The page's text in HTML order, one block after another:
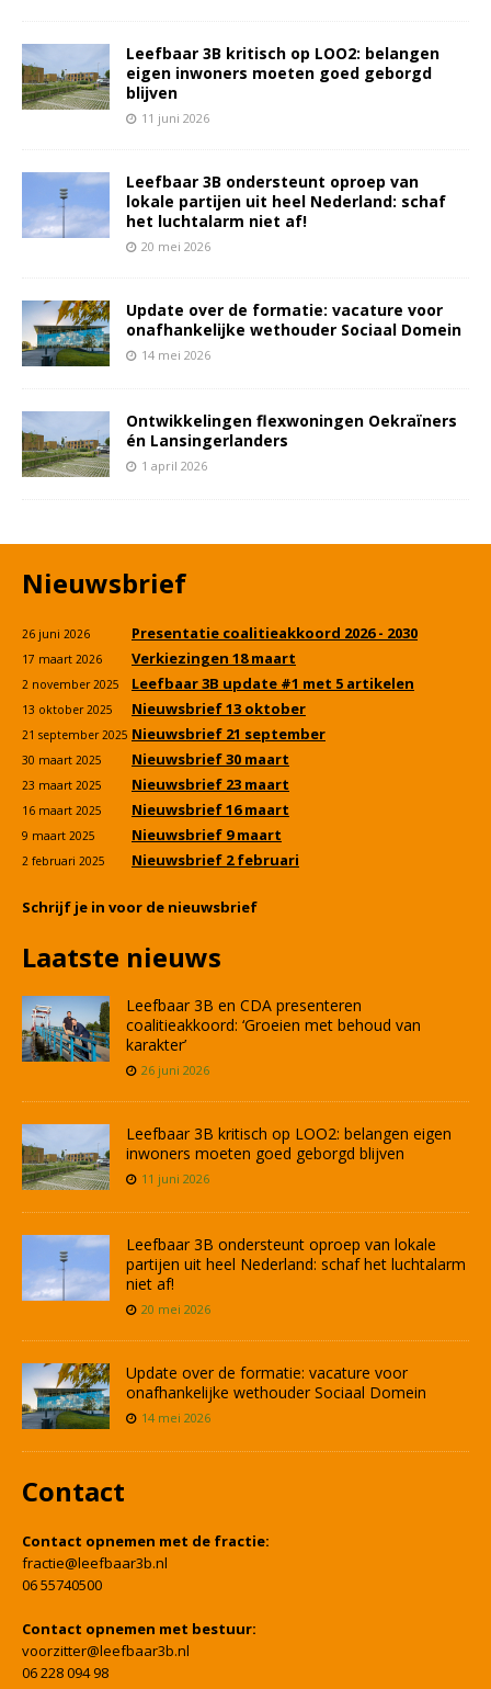
Leefbaar 3B kritisch op LOO2: belangen
eigen inwoners moeten goed geborgd
blijven
11 juni 2026
Leefbaar 3B ondersteunt oproep van
lokale partijen uit heel Nederland: schaf
het luchtalarm niet af!
20 mei 2026
Update over de formatie: vacature voor
onafhankelijke wethouder Sociaal Domein
14 mei 2026
Ontwikkelingen flexwoningen Oekraïners
én Lansingerlanders
1 april 2026
Nieuwsbrief
26 juni 2026 Presentatie coalitieakkoord 2026 - 2030
17 maart 2026 Verkiezingen 18 maart
2 november 2025 Leefbaar 3B update #1 met 5 artikelen
13 oktober 2025 Nieuwsbrief 13 oktober
21 september 2025 Nieuwsbrief 21 september
30 maart 2025 Nieuwsbrief 30 maart
23 maart 2025 Nieuwsbrief 23 maart
16 maart 2025 Nieuwsbrief 16 maart
9 maart 2025 Nieuwsbrief 9 maart
2 februari 2025 Nieuwsbrief 2 februari
Schrijf je in voor de nieuwsbrief
Laatste nieuws
Leefbaar 3B en CDA presenteren
coalitieakkoord: ‘Groeien met behoud van
karakter’
26 juni 2026
Leefbaar 3B kritisch op LOO2: belangen eigen
inwoners moeten goed geborgd blijven
11 juni 2026
Leefbaar 3B ondersteunt oproep van lokale
partijen uit heel Nederland: schaf het luchtalarm
niet af!
20 mei 2026
Update over de formatie: vacature voor
onafhankelijke wethouder Sociaal Domein
14 mei 2026
Contact
Contact opnemen met de fractie:
fractie@leefbaar3b.nl
06 55740500
Contact opnemen met bestuur:
voorzitter@leefbaar3b.nl
06 228 094 98